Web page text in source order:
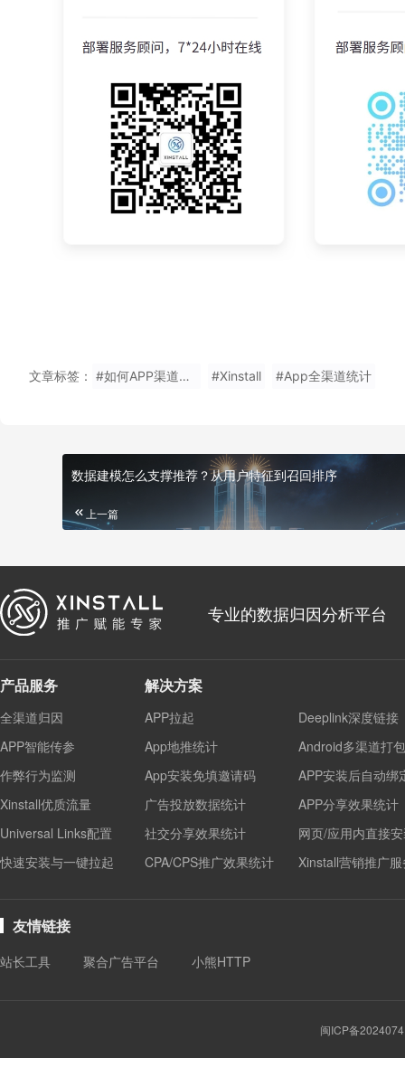
文章标签： #如何APP渠道效果统计网站 #Xinstall #App全渠道统计
数据建模怎么支撑推荐？从用户特征到召回排序
上一篇
专业的数据归因分析平台
产品服务
全渠道归因
APP智能传参
作弊行为监测
Xinstall优质流量
Universal Links配置
快速安装与一键拉起
解决方案
APP拉起
Deeplink深度链接
App地推统计
Android多渠道打包
App安装免填邀请码
APP安装后自动绑
广告投放数据统计
APP分享效果统计
社交分享效果统计
网页/应用内直接
CPA/CPS推广效果统计
Xinstall营销推广
友情链接
站长工具 聚合广告平台 小熊HTTP
闽ICP备